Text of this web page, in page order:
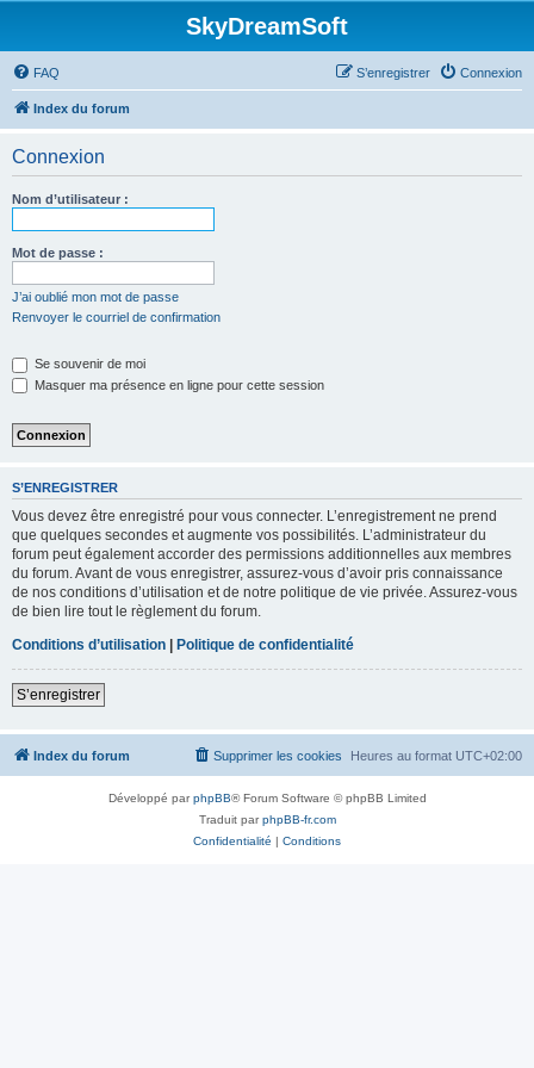
SkyDreamSoft
FAQ Connexion
S’enregistrer
Index du forum
Connexion
Nom d’utilisateur :
Mot de passe :
J’ai oublié mon mot de passe
Renvoyer le courriel de confirmation
Se souvenir de moi
Masquer ma présence en ligne pour cette session
S’ENREGISTRER
Vous devez être enregistré pour vous connecter. L’enregistrement ne prend
que quelques secondes et augmente vos possibilités. L’administrateur du
forum peut également accorder des permissions additionnelles aux membres
du forum. Avant de vous enregistrer, assurez-vous d’avoir pris connaissance
de nos conditions d’utilisation et de notre politique de vie privée. Assurez-vous
de bien lire tout le règlement du forum.
Conditions d’utilisation | Politique de confidentialité
S’enregistrer
Index du forum Heures au format UTC+02:00
Supprimer les cookies
Développé parphpBB® Forum Software © phpBB Limited
Traduit parphpBB-fr.com
Confidentialité | Conditions